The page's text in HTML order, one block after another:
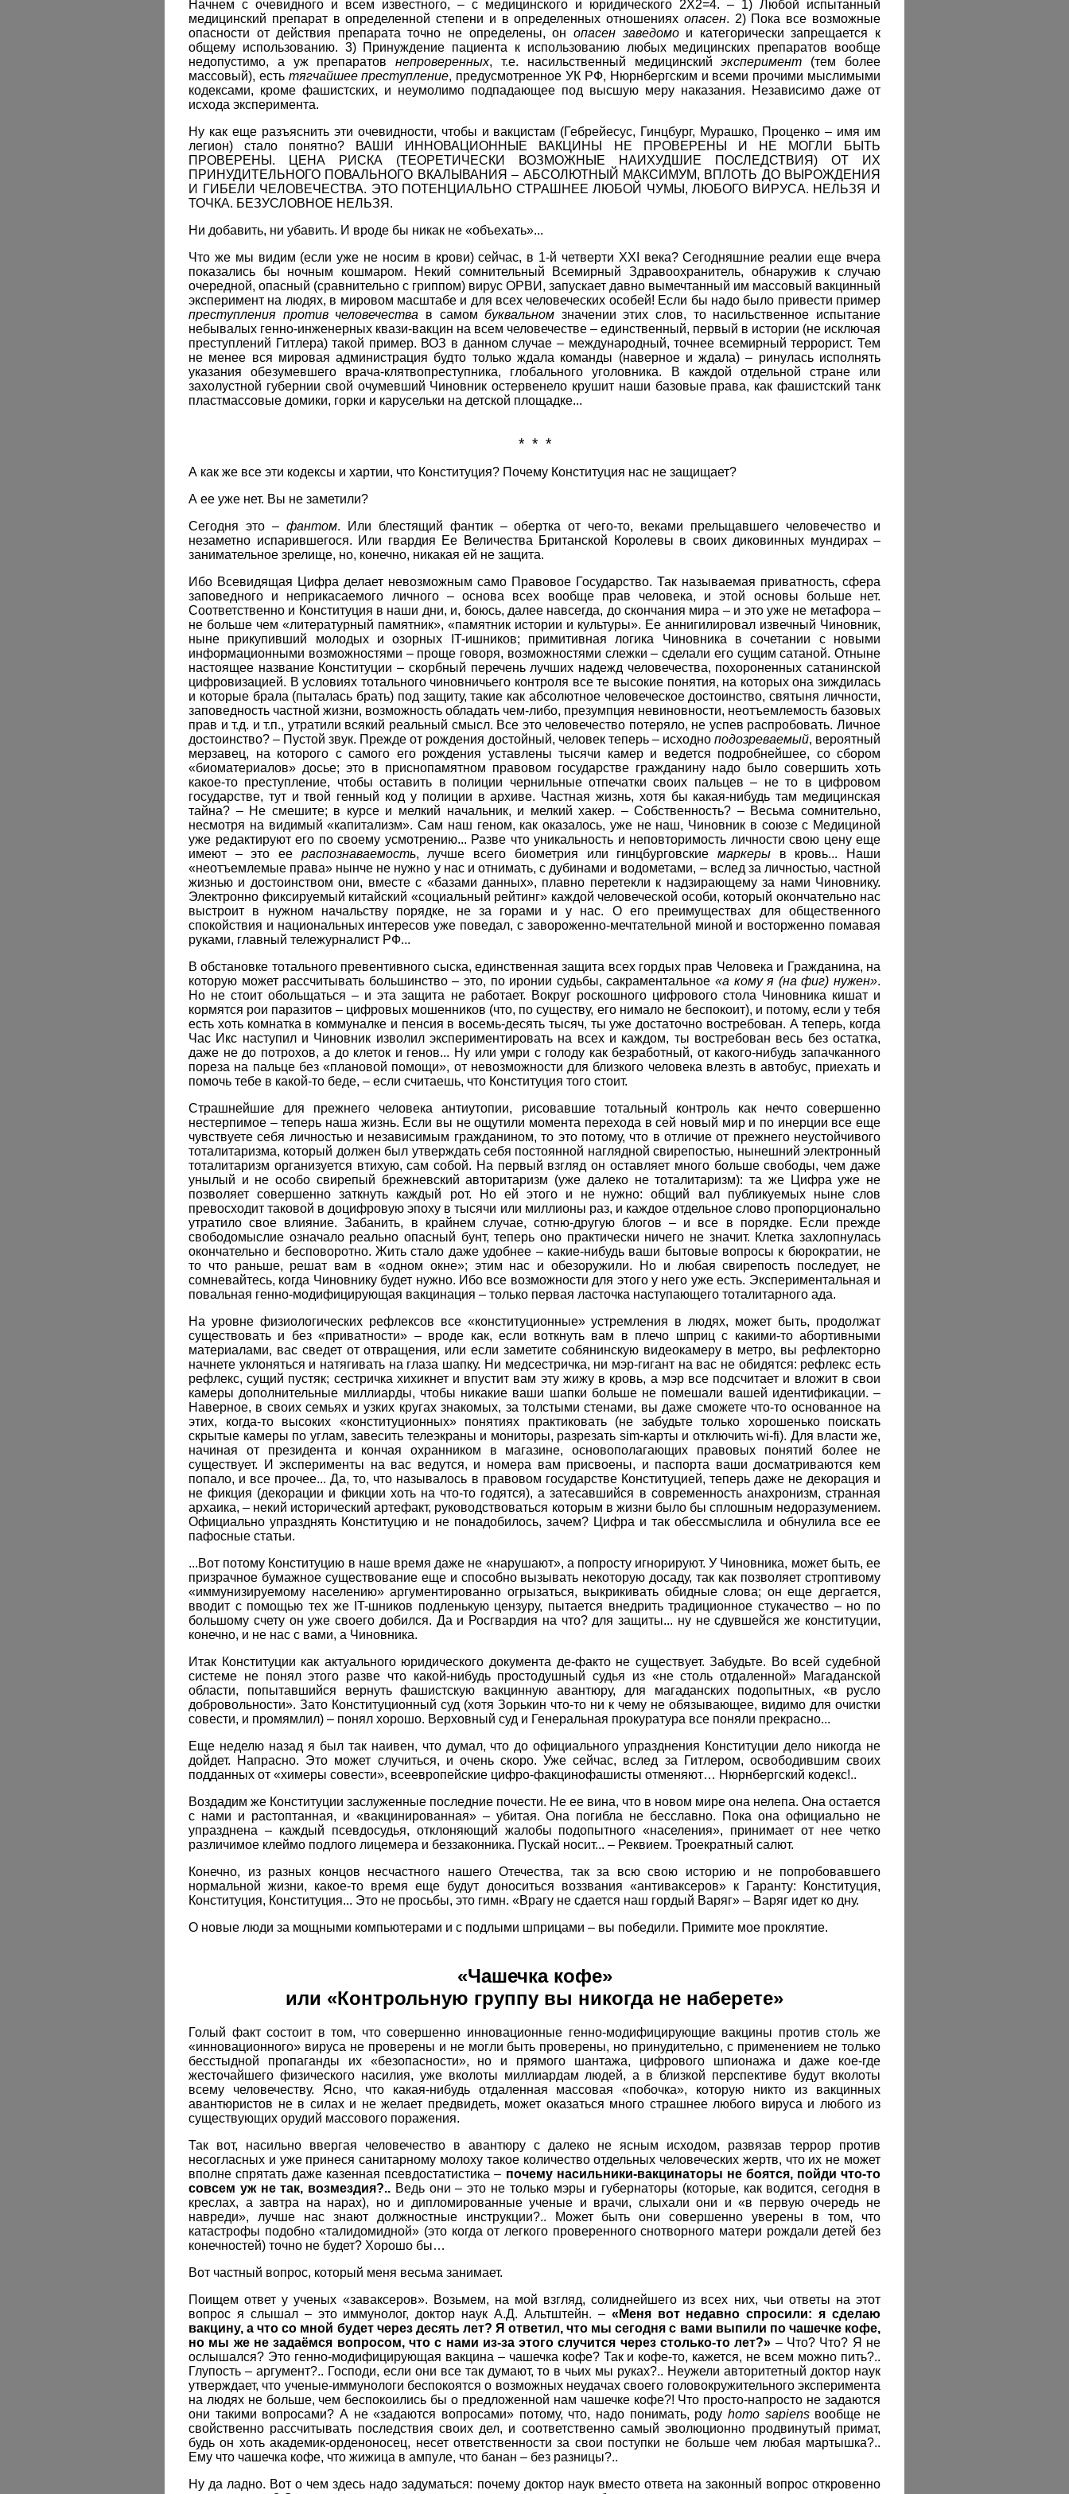
Начнем с очевидного и всем известного, – с медицинского и юридического 2Х2=4. – 1) Любой испытанный
медицинский препарат в определенной степени и в определенных отношениях опасен. 2) Пока все возможные
опасности от действия препарата точно не определены, он опасен заведомои категорически запрещается к
общему использованию. 3) Принуждение пациента к использованию любых медицинских препаратов вообще
недопустимо, а уж препаратовнепроверенных, т.е. насильственный медицинскийэксперимент (тем более
массовый), есть тягчайшее преступление, предусмотренное УК РФ, Нюрнбергским и всеми прочими мыслимыми
кодексами, кроме фашистских, и неумолимо подпадающее под высшую меру наказания. Независимо даже от
исхода эксперимента.
Ну как еще разъяснить эти очевидности, чтобы и вакцистам (Гебрейесус, Гинцбург, Мурашко, Проценко – имя им
легион) стало понятно? ВАШИ ИННОВАЦИОННЫЕ ВАКЦИНЫ НЕ ПРОВЕРЕНЫ И НЕ МОГЛИ БЫТЬ
ПРОВЕРЕНЫ. ЦЕНА РИСКА (ТЕОРЕТИЧЕСКИ ВОЗМОЖНЫЕ НАИХУДШИЕ ПОСЛЕДСТВИЯ) ОТ ИХ
ПРИНУДИТЕЛЬНОГО ПОВАЛЬНОГО ВКАЛЫВАНИЯ – АБСОЛЮТНЫЙ МАКСИМУМ, ВПЛОТЬ ДО ВЫРОЖДЕНИЯ
И ГИБЕЛИ ЧЕЛОВЕЧЕСТВА. ЭТО ПОТЕНЦИАЛЬНО СТРАШНЕЕ ЛЮБОЙ ЧУМЫ, ЛЮБОГО ВИРУСА. НЕЛЬЗЯ И
ТОЧКА. БЕЗУСЛОВНОЕ НЕЛЬЗЯ.
Ни добавить, ни убавить. И вроде бы никак не «объехать»...
Что же мы видим (если уже не носим в крови) сейчас, в 1-й четверти XXI века? Сегодняшние реалии еще вчера
показались бы ночным кошмаром. Некий сомнительный Всемирный Здравоохранитель, обнаружив к случаю
очередной, опасный (сравнительно с гриппом) вирус ОРВИ, запускает давно вымечтанный им массовый вакцинный
эксперимент на людях, в мировом масштабе и для всех человеческих особей! Если бы надо было привести пример
преступления против человечества в самомбуквальном значении этих слов, то насильственное испытание
небывалых генно-инженерных квази-вакцин на всем человечестве – единственный, первый в истории (не исключая
преступлений Гитлера) такой пример. ВОЗ в данном случае – международный, точнее всемирный террорист. Тем
не менее вся мировая администрация будто только ждала команды (наверное и ждала) – ринулась исполнять
указания обезумевшего врача-клятвопреступника, глобального уголовника. В каждой отдельной стране или
захолустной губернии свой очумевший Чиновник остервенело крушит наши базовые права, как фашистский танк
пластмассовые домики, горки и карусельки на детской площадке...
* * *
А как же все эти кодексы и хартии, что Конституция? Почему Конституция нас не защищает?
А ее уже нет. Вы не заметили?
Сегодня это – фантом. Или блестящий фантик – обертка от чего-то, веками прельщавшего человечество и
незаметно испарившегося. Или гвардия Ее Величества Британской Королевы в своих диковинных мундирах –
занимательное зрелище, но, конечно, никакая ей не защита.
Ибо Всевидящая Цифра делает невозможным само Правовое Государство. Так называемая приватность, сфера
заповедного и неприкасаемого личного – основа всех вообще прав человека, и этой основы больше нет.
Соответственно и Конституция в наши дни, и, боюсь, далее навсегда, до скончания мира – и это уже не метафора –
не больше чем «литературный памятник», «памятник истории и культуры». Ее аннигилировал извечный Чиновник,
ныне прикупивший молодых и озорных IT-ишников; примитивная логика Чиновника в сочетании с новыми
информационными возможностями – проще говоря, возможностями слежки – сделали его сущим сатаной. Отныне
настоящее название Конституции – скорбный перечень лучших надежд человечества, похороненных сатанинской
цифровизацией. В условиях тотального чиновничьего контроля все те высокие понятия, на которых она зиждилась
и которые брала (пыталась брать) под защиту, такие как абсолютное человеческое достоинство, святыня личности,
заповедность частной жизни, возможность обладать чем-либо, презумпция невиновности, неотъемлемость базовых
прав и т.д. и т.п., утратили всякий реальный смысл. Все это человечество потеряло, не успев распробовать. Личное
достоинство? – Пустой звук. Прежде от рождения достойный, человек теперь – исходно подозреваемый, вероятный
мерзавец, на которого с самого его рождения уставлены тысячи камер и ведется подробнейшее, со сбором
«биоматериалов» досье; это в приснопамятном правовом государстве гражданину надо было совершить хоть
какое-то преступление, чтобы оставить в полиции чернильные отпечатки своих пальцев – не то в цифровом
государстве, тут и твой генный код у полиции в архиве. Частная жизнь, хотя бы какая-нибудь там медицинская
тайна? – Не смешите; в курсе и мелкий начальник, и мелкий хакер. – Собственность? – Весьма сомнительно,
несмотря на видимый «капитализм». Сам наш геном, как оказалось, уже не наш, Чиновник в союзе с Медициной
уже редактируют его по своему усмотрению... Разве что уникальность и неповторимость личности свою цену еще
имеют – это ее распознаваемость, лучше всего биометрия или гинцбурговские маркерыв кровь... Наши
«неотъемлемые права» нынче не нужно у нас и отнимать, с дубинами и водометами, – вслед за личностью, частной
жизнью и достоинством они, вместе с «базами данных», плавно перетекли к надзирающему за нами Чиновнику.
Электронно фиксируемый китайский «социальный рейтинг» каждой человеческой особи, который окончательно нас
выстроит в нужном начальству порядке, не за горами и у нас. О его преимуществах для общественного
спокойствия и национальных интересов уже поведал, с завороженно-мечтательной миной и восторженно помавая
руками, главный тележурналист РФ...
В обстановке тотального превентивного сыска, единственная защита всех гордых прав Человека и Гражданина, на
которую может рассчитывать большинство – это, по иронии судьбы, сакраментальное «а кому я (на фиг) нужен».
Но не стоит обольщаться – и эта защита не работает. Вокруг роскошного цифрового стола Чиновника кишат и
кормятся рои паразитов – цифровых мошенников (что, по существу, его нимало не беспокоит), и потому, если у тебя
есть хоть комнатка в коммуналке и пенсия в восемь-десять тысяч, ты уже достаточно востребован. А теперь, когда
Час Икс наступил и Чиновник изволил экспериментировать на всех и каждом, ты востребован весь без остатка,
даже не до потрохов, а до клеток и генов... Ну или умри с голоду как безработный, от какого-нибудь запачканного
пореза на пальце без «плановой помощи», от невозможности для близкого человека влезть в автобус, приехать и
помочь тебе в какой-то беде, – если считаешь, что Конституция того стоит.
Страшнейшие для прежнего человека антиутопии, рисовавшие тотальный контроль как нечто совершенно
нестерпимое – теперь наша жизнь. Если вы не ощутили момента перехода в сей новый мир и по инерции все еще
чувствуете себя личностью и независимым гражданином, то это потому, что в отличие от прежнего неустойчивого
тоталитаризма, который должен был утверждать себя постоянной наглядной свирепостью, нынешний электронный
тоталитаризм организуется втихую, сам собой. На первый взгляд он оставляет много больше свободы, чем даже
унылый и не особо свирепый брежневский авторитаризм (уже далеко не тоталитаризм): та же Цифра уже не
позволяет совершенно заткнуть каждый рот. Но ей этого и не нужно: общий вал публикуемых ныне слов
превосходит таковой в доцифровую эпоху в тысячи или миллионы раз, и каждое отдельное слово пропорционально
утратило свое влияние. Забанить, в крайнем случае, сотню-другую блогов – и все в порядке. Если прежде
свободомыслие означало реально опасный бунт, теперь оно практически ничего не значит. Клетка захлопнулась
окончательно и бесповоротно. Жить стало даже удобнее – какие-нибудь ваши бытовые вопросы к бюрократии, не
то что раньше, решат вам в «одном окне»; этим нас и обезоружили. Но и любая свирепость последует, не
сомневайтесь, когда Чиновнику будет нужно. Ибо все возможности для этого у него уже есть. Экспериментальная и
повальная генно-модифицирующая вакцинация – только первая ласточка наступающего тоталитарного ада.
На уровне физиологических рефлексов все «конституционные» устремления в людях, может быть, продолжат
существовать и без «приватности» – вроде как, если воткнуть вам в плечо шприц с какими-то абортивными
материалами, вас сведет от отвращения, или если заметите собянинскую видеокамеру в метро, вы рефлекторно
начнете уклоняться и натягивать на глаза шапку. Ни медсестричка, ни мэр-гигант на вас не обидятся: рефлекс есть
рефлекс, сущий пустяк; сестричка хихикнет и впустит вам эту жижу в кровь, а мэр все подсчитает и вложит в свои
камеры дополнительные миллиарды, чтобы никакие ваши шапки больше не помешали вашей идентификации. –
Наверное, в своих семьях и узких кругах знакомых, за толстыми стенами, вы даже сможете что-то основанное на
этих, когда-то высоких «конституционных» понятиях практиковать (не забудьте только хорошенько поискать
скрытые камеры по углам, завесить телеэкраны и мониторы, разрезать sim-карты и отключить wi-fi). Для власти же,
начиная от президента и кончая охранником в магазине, основополагающих правовых понятий более не
существует. И эксперименты на вас ведутся, и номера вам присвоены, и паспорта ваши досматриваются кем
попало, и все прочее... Да, то, что называлось в правовом государстве Конституцией, теперь даже не декорация и
не фикция (декорации и фикции хоть на что-то годятся), а затесавшийся в современность анахронизм, странная
архаика, – некий исторический артефакт, руководствоваться которым в жизни было бы сплошным недоразумением.
Официально упразднять Конституцию и не понадобилось, зачем? Цифра и так обессмыслила и обнулила все ее
пафосные статьи.
...Вот потому Конституцию в наше время даже не «нарушают», а попросту игнорируют. У Чиновника, может быть, ее
призрачное бумажное существование еще и способно вызывать некоторую досаду, так как позволяет строптивому
«иммунизируемому населению» аргументированно огрызаться, выкрикивать обидные слова; он еще дергается,
вводит c помощью тех же IT-шников подленькую цензуру, пытается внедрить традиционное стукачество – но по
большому счету он уже своего добился. Да и Росгвардия на что? для защиты... ну не сдувшейся же конституции,
конечно, и не нас с вами, а Чиновника.
Итак Конституции как актуального юридического документа де-факто не существует. Забудьте. Во всей судебной
системе не понял этого разве что какой-нибудь простодушный судья из «не столь отдаленной» Магаданской
области, попытавшийся вернуть фашистскую вакцинную авантюру, для магаданских подопытных, «в русло
добровольности». Зато Конституционный суд (хотя Зорькин что-то ни к чему не обязывающее, видимо для очистки
совести, и промямлил) – понял хорошо. Верховный суд и Генеральная прокуратура все поняли прекрасно...
Еще неделю назад я был так наивен, что думал, что до официального упразднения Конституции дело никогда не
дойдет. Напрасно. Это может случиться, и очень скоро. Уже сейчас, вслед за Гитлером, освободившим своих
подданных от «химеры совести», всеевропейские цифро-факцинофашисты отменяют… Нюрнбергский кодекс!..
Воздадим же Конституции заслуженные последние почести. Не ее вина, что в новом мире она нелепа. Она остается
с нами и растоптанная, и «вакцинированная» – убитая. Она погибла не бесславно. Пока она официально не
упразднена – каждый псевдосудья, отклоняющий жалобы подопытного «населения», принимает от нее четко
различимое клеймо подлого лицемера и беззаконника. Пускай носит... – Реквием. Троекратный салют.
Конечно, из разных концов несчастного нашего Отечества, так за всю свою историю и не попробовавшего
нормальной жизни, какое-то время еще будут доноситься воззвания «антиваксеров» к Гаранту: Конституция,
Конституция, Конституция... Это не просьбы, это гимн. «Врагу не сдается наш гордый Варяг» – Варяг идет ко дну.
О новые люди за мощными компьютерами и с подлыми шприцами – вы победили. Примите мое проклятие.
«Чашечка кофе»
или «Контрольную группу вы никогда не наберете»
Голый факт состоит в том, что совершенно инновационные генно-модифицирующие вакцины против столь же
«инновационного» вируса не проверены и не могли быть проверены, но принудительно, с применением не только
бесстыдной пропаганды их «безопасности», но и прямого шантажа, цифрового шпионажа и даже кое-где
жесточайшего физического насилия, уже вколоты миллиардам людей, а в близкой перспективе будут вколоты
всему человечеству. Ясно, что какая-нибудь отдаленная массовая «побочка», которую никто из вакцинных
авантюристов не в силах и не желает предвидеть, может оказаться много страшнее любого вируса и любого из
существующих орудий массового поражения.
Так вот, насильно ввергая человечество в авантюру с далеко не ясным исходом, развязав террор против
несогласных и уже принеся санитарному молоху такое количество отдельных человеческих жертв, что их не может
вполне спрятать даже казенная псевдостатистика – почему насильники-вакцинаторы не боятся, пойди что-то
совсем уж не так, возмездия?.. Ведь они – это не только мэры и губернаторы (которые, как водится, сегодня в
креслах, а завтра на нарах), но и дипломированные ученые и врачи, слыхали они и «в первую очередь не
навреди», лучше нас знают должностные инструкции?.. Может быть они совершенно уверены в том, что
катастрофы подобно «талидомидной» (это когда от легкого проверенного снотворного матери рождали детей без
конечностей) точно не будет? Хорошо бы…
Вот частный вопрос, который меня весьма занимает.
Поищем ответ у ученых «заваксеров». Возьмем, на мой взгляд, солиднейшего из всех них, чьи ответы на этот
вопрос я слышал – это иммунолог, доктор наук А.Д. Альтштейн. – «Меня вот недавно спросили: я сделаю
вакцину, а что со мной будет через десять лет? Я ответил, что мы сегодня с вами выпили по чашечке кофе,
но мы же не задаёмся вопросом, что с нами из-за этого случится через столько-то лет?» – Что? Что? Я не
ослышался? Это генно-модифицирующая вакцина – чашечка кофе? Так и кофе-то, кажется, не всем можно пить?..
Глупость – аргумент?.. Господи, если они все так думают, то в чьих мы руках?.. Неужели авторитетный доктор наук
утверждает, что ученые-иммунологи беспокоятся о возможных неудачах своего головокружительного эксперимента
на людях не больше, чем беспокоились бы о предложенной нам чашечке кофе?! Что просто-напросто не задаются
они такими вопросами? А не «задаются вопросами» потому, что, надо понимать, роду homo sapiensвообще не
свойственно рассчитывать последствия своих дел, и соответственно самый эволюционно продвинутый примат,
будь он хоть академик-орденоносец, несет ответственности за свои поступки не больше чем любая мартышка?..
Ему что чашечка кофе, что жижица в ампуле, что банан – без разницы?..
Ну да ладно. Вот о чем здесь надо задуматься: почему доктор наук вместо ответа на законный вопрос откровенно